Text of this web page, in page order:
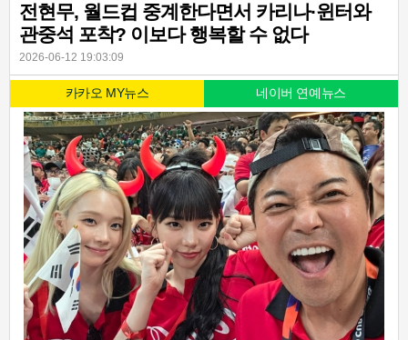
전현무, 월드컵 중계한다면서 카리나·윈터와
관중석 포착? 이보다 행복할 수 없다
2026-06-12 19:03:09
카카오 MY뉴스 네이버 연예뉴스